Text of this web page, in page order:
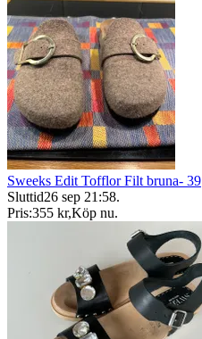
Sweeks Edit Tofflor Filt bruna- 39
Sluttid26 sep 21:58.
Pris:355 kr,Köp nu.